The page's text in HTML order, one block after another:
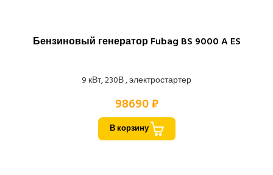
Бензиновый генератор Fubag BS 9000 A ES
9 кВт, 230В , электростартер
98690 ₽
В корзину